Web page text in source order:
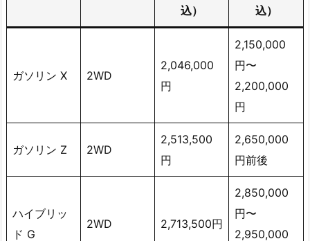
込）
込）
ガソリン X 2WD
2,046,000
円
2,150,000
円〜
2,200,000
円
ガソリン Z 2WD
2,513,500
円
2,650,000
円前後
ハイブリッ
ド G
2WD 2,713,500円
2,850,000
円〜
2,950,000